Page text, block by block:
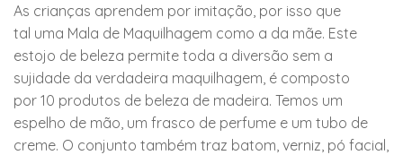
As crianças aprendem por imitação, por isso que
tal uma Mala de Maquilhagem como a da mãe. Este
estojo de beleza permite toda a diversão sem a
sujidade da verdadeira maquilhagem, é composto
por 10 produtos de beleza de madeira. Temos um
espelho de mão, um frasco de perfume e um tubo de
creme. O conjunto também traz batom, verniz, pó facial,